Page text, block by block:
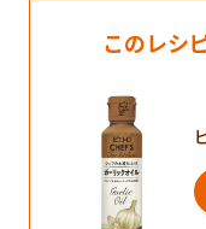
このレシ